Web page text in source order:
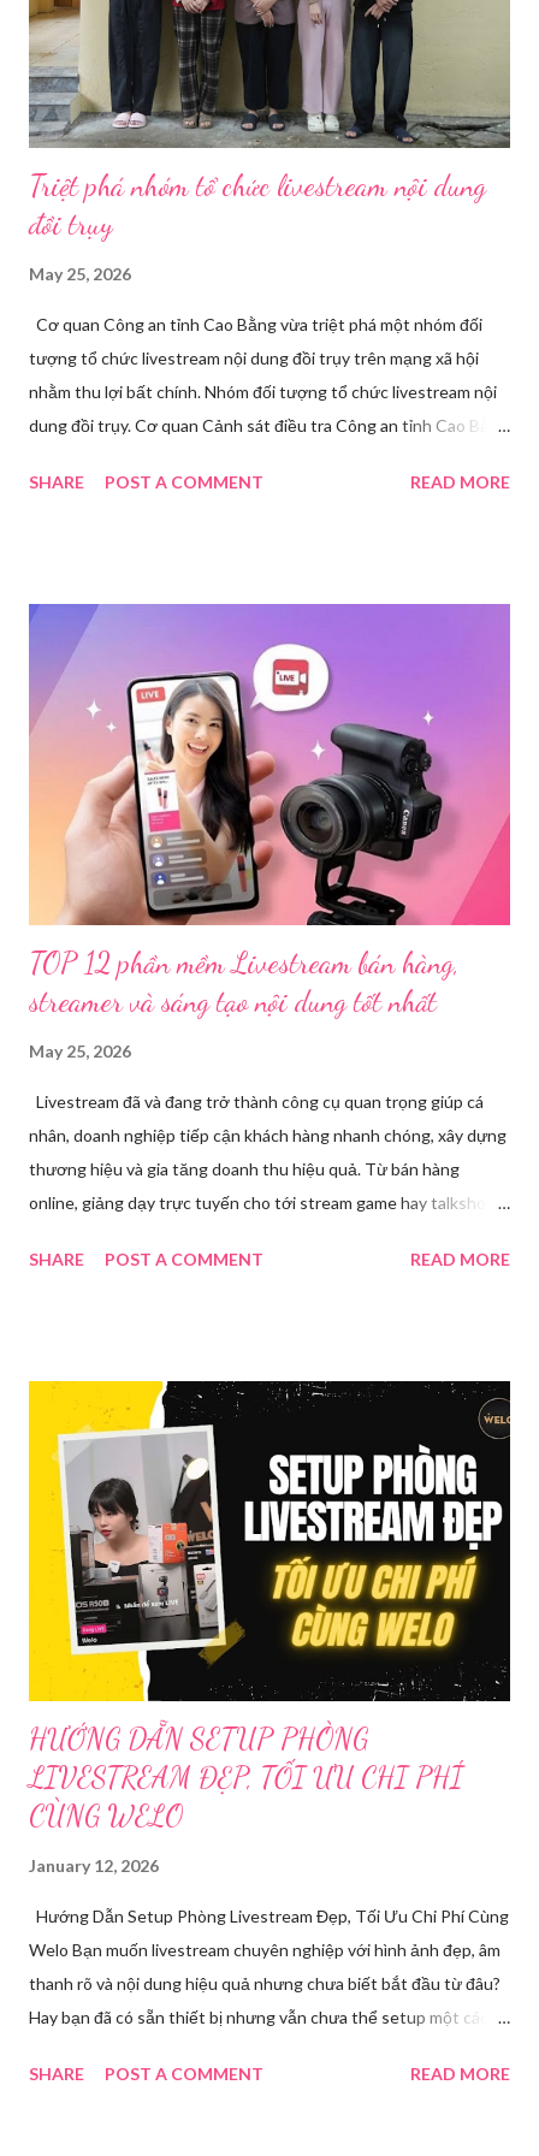
Triệt phá nhóm tổ chức livestream nội dung
đồi trụy
May 25, 2026
Cơ quan Công an tỉnh Cao Bằng vừa triệt phá một nhóm đối
tượng tổ chức livestream nội dung đồi trụy trên mạng xã hội
nhằm thu lợi bất chính. Nhóm đối tượng tổ chức livestream nội
dung đồi trụy. Cơ quan Cảnh sát điều tra Công an tỉnh Cao Bằng
tạm giam đối với Triệu Thị Dung về hành vi truyền bá văn hóa
dụng điện thoại xuất hiện các hoạt động phát trực tiếp nội dung
nhạy cảm, có dấu hiệu vi phạm pháp luật. Ngay sau khi tiếp
nhận, đơn vị đã nhanh chóng tổ chức xác minh, thu thập dữ liệu
để làm rõ. Kết quả điều tra ban đầu xác định, Triệu Thị Dung
(sinh năm 1994), trú tại xã Phủ Thông, tỉnh Thái Nguyên, cùng
một số đối tượng khác đã tham gia tổ chức livestream nội dung
đồi trụy nhằm mục đích thu lợi. Các đối tượng liên quan gồm
SHARE POST A COMMENT READ MORE
TOP 12 phần mềm Livestream bán hàng,
streamer và sáng tạo nội dung tốt nhất
May 25, 2026
Livestream đã và đang trở thành công cụ quan trọng giúp cá
nhân, doanh nghiệp tiếp cận khách hàng nhanh chóng, xây dựng
thương hiệu và gia tăng doanh thu hiệu quả. Từ bán hàng
online, giảng dạy trực tuyến cho tới stream game hay talkshow,
Trong bài viết dưới đây, chúng tôi sẽ giới thiệu chi tiết 12 công
mạng xã hội hoặc website theo thời gian thực. Để thực hiện
được điều này, người dùng cần đến sự hỗ trợ của những công cụ
chuyên biệt giúp xử lý hình ảnh, âm thanh, hiệu ứng và kết nối ổn
định. Những công cụ hỗ trợ livestream chuyên biệt Hiện nay,
phần mềm Livestream không chỉ phục vụ streamer hay game thủ
mà còn là trợ thủ đắc lực cho nhà bán hàng online, giáo viên,
doanh nghiệp, nhà sáng tạo nội dung. Việc lựa chọn đúng phần
mềm sẽ giúp bu...
SHARE POST A COMMENT READ MORE
HƯỚNG DẪN SETUP PHÒNG
LIVESTREAM ĐẸP, TỐI ƯU CHI PHÍ
CÙNG WELO
January 12, 2026
Hướng Dẫn Setup Phòng Livestream Đẹp, Tối Ưu Chi Phí Cùng
Welo Bạn muốn livestream chuyên nghiệp với hình ảnh đẹp, âm
thanh rõ và nội dung hiệu quả nhưng chưa biết bắt đầu từ đâu?
Hay bạn đã có sẵn thiết bị nhưng vẫn chưa thể setup một cách
dẫn thực tế cùng giải pháp toàn diện dành cho bạn. Welo sẽ
SHARE POST A COMMENT READ MORE